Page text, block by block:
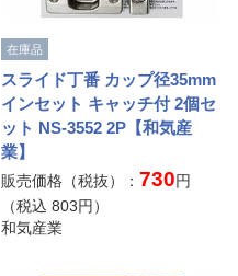
在庫品
スライド丁番 カップ径35mm
インセット キャッチ付 2個セ
ット NS-3552 2P【和気産
業】
販売価格（税抜）： 730円
（税込803円）
和気産業